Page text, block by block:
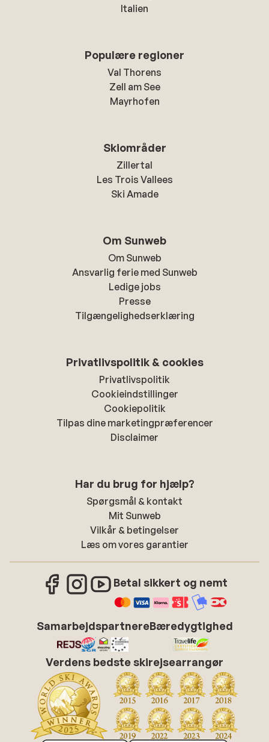
Italien
Populære regioner
Val Thorens
Zell am See
Mayrhofen
Skiområder
Zillertal
Les Trois Vallees
Ski Amade
Om Sunweb
Om Sunweb
Ansvarlig ferie med Sunweb
Ledige jobs
Presse
Tilgængelighedserklæring
Privatlivspolitik & cookies
Privatlivspolitik
Cookieindstillinger
Cookiepolitik
Tilpas dine marketingpræferencer
Disclaimer
Har du brug for hjælp?
Spørgsmål & kontakt
Mit Sunweb
Vilkår & betingelser
Læs om vores garantier
Betal sikkert og nemt
SamarbejdspartnereBæredygtighed
Verdens bedste skirejsearrangør